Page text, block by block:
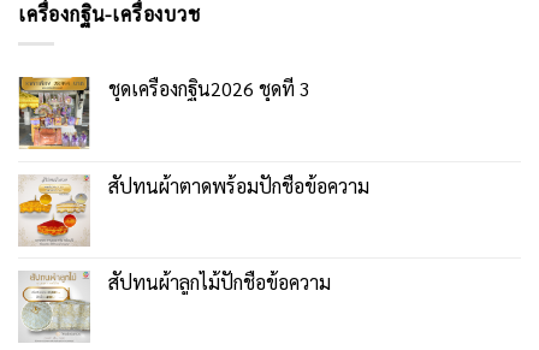
เครื่องกฐิน-เครื่องบวช
ชุดเครื่องกฐิน2026 ชุดที่ 3
สัปทนผ้าตาดพร้อมปักชื่อข้อความ
สัปทนผ้าลูกไม้ปักชื่อข้อความ